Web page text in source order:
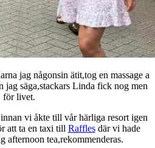
jag någonsin ätit,tog en massage a
säga,stackars Linda fick nog men
för livet.
vi åkte till vår härliga resort igen
att ta en taxi till Rafflesdär vi hade
afternoon tea,rekommenderas.